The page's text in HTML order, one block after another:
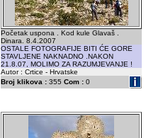
Početak uspona . Kod kule Glavaš .
Dinara. 8.4.2007
OSTALE FOTOGRAFIJE BITI ĆE GORE
STAVLJENE NAKNADNO .NAKON
21.8.07, MOLIMO ZA RAZUMJEVANJE !
Autor : Crtice - Hrvatske
Broj klikova : 355 Com : 0